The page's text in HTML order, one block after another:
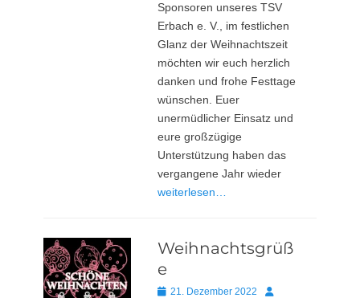
Sponsoren unseres TSV
Erbach e. V., im festlichen
Glanz der Weihnachtszeit
möchten wir euch herzlich
danken und frohe Festtage
wünschen. Euer
unermüdlicher Einsatz und
eure großzügige
Unterstützung haben das
vergangene Jahr wieder
weiterlesen…
Weihnachtsgrüß
e
Posted
21. Dezember 2022
Autor